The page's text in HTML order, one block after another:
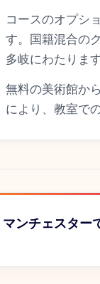
コースのオプシ
す。国籍混合の
多岐にわたりま
無料の美術館か
により、教室で
マンチェスター